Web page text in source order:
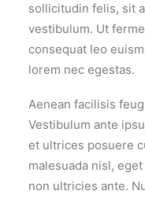
sollicitudin felis, sit
vestibulum. Ut
consequat leo
lorem nec egestas.
Aenean facilisis
Vestibulum ante
et ultrices posuere
malesuada nisl,
non ultricies ante.